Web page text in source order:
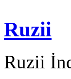
Ruzii
Ruzii